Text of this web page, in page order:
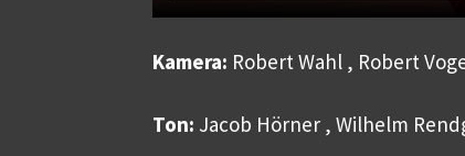
Kamera: Robert Wahl , Robert
Ton: Jacob Hörner , Wilhelm